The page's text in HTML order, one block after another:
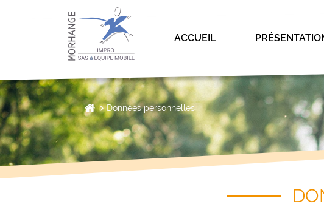
ACCUEIL
Données personnelles